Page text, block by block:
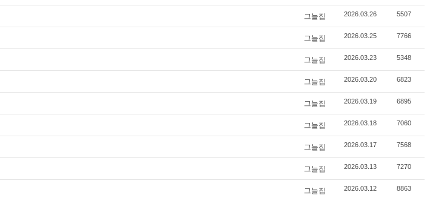
그늘집 2026.03.26 5507
그늘집 2026.03.25 7766
그늘집 2026.03.23 5348
그늘집 2026.03.20 6823
그늘집 2026.03.19 6895
그늘집 2026.03.18 7060
그늘집 2026.03.17 7568
그늘집 2026.03.13 7270
그늘집 2026.03.12 8863